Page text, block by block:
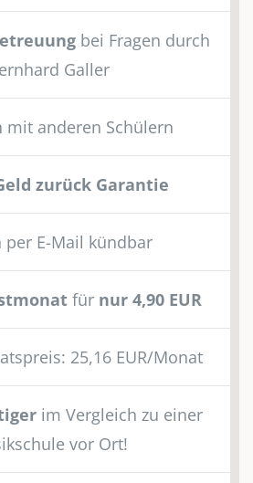
bei Fragen durch
Galler
mit anderen Schülern
zurück Garantie
per E-Mail kündbar
für nur 4,90 EUR
25,16 EUR/Monat
im Vergleich zu einer
vor Ort!